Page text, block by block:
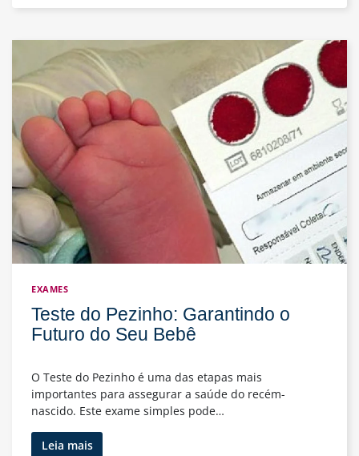
Dados
Segurança
e
Tranquilidade
para
Nossos
Pacientes
EXAMES
Teste do Pezinho: Garantindo o
Futuro do Seu Bebê
O Teste do Pezinho é uma das etapas mais
importantes para assegurar a saúde do recém-
nascido. Este exame simples pode…
Leia maisTeste